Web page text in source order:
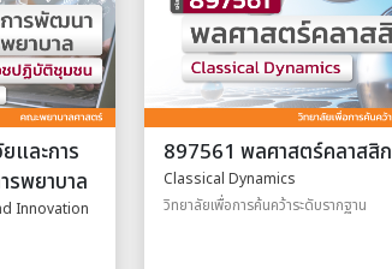
และการ
พยาบาล
Innovation
897561 พลศาสตร์คลาสสิก
Classical Dynamics
วิทยาลัยเพื่อการค้นคว้าระดับรากฐาน